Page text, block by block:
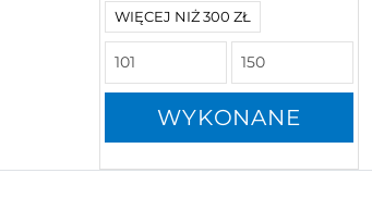
WIĘCEJ NIŻ 300 ZŁ
WYKONANE